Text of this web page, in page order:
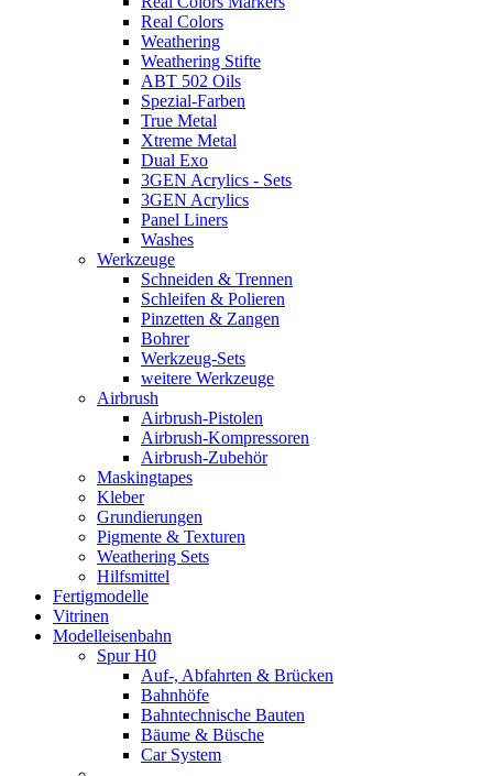
Real Colors
Weathering
Weathering Stifte
ABT 502 Oils
Spezial-Farben
True Metal
Xtreme Metal
Dual Exo
3GEN Acrylics - Sets
3GEN Acrylics
Panel Liners
Washes
Werkzeuge
Schneiden & Trennen
Schleifen & Polieren
Pinzetten & Zangen
Bohrer
Werkzeug-Sets
weitere Werkzeuge
Airbrush
Airbrush-Pistolen
Airbrush-Kompressoren
Airbrush-Zubehör
Maskingtapes
Kleber
Grundierungen
Pigmente & Texturen
Weathering Sets
Hilfsmittel
Fertigmodelle
Vitrinen
Modelleisenbahn
Spur H0
Auf-, Abfahrten & Brücken
Bahnhöfe
Bahntechnische Bauten
Bäume & Büsche
Car System